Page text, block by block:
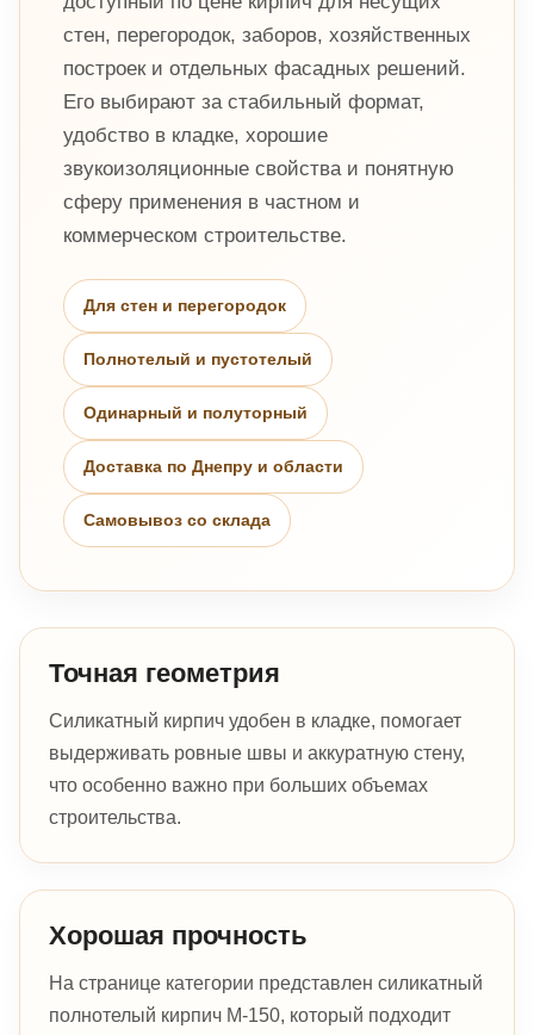
стен, перегородок, заборов, хозяйственных
построек и отдельных фасадных решений.
Его выбирают за стабильный формат,
удобство в кладке, хорошие
звукоизоляционные свойства и понятную
сферу применения в частном и
коммерческом строительстве.
Для стен и перегородок
Полнотелый и пустотелый
Одинарный и полуторный
Доставка по Днепру и области
Самовывоз со склада
Точная геометрия
Силикатный кирпич удобен в кладке, помогает
выдерживать ровные швы и аккуратную стену,
что особенно важно при больших объемах
строительства.
Хорошая прочность
На странице категории представлен силикатный
полнотелый кирпич М-150, который подходит